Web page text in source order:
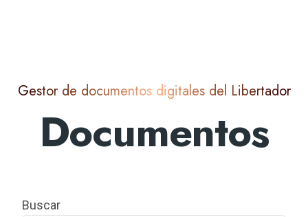
Gestor de documentos digitales del Libertador
Documentos
Buscar